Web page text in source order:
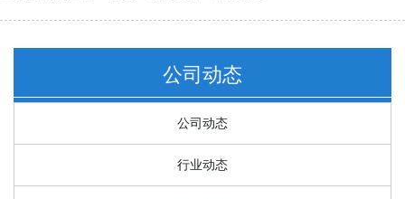
公司动态
公司动态
行业动态